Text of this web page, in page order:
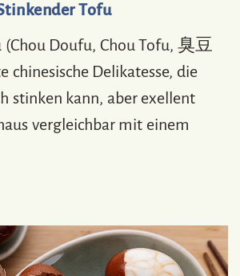
Tofu
Doufu, Chou Tofu, 臭豆
chinesische Delikatesse, die
stinken kann, aber exellent
vergleichbar mit einem